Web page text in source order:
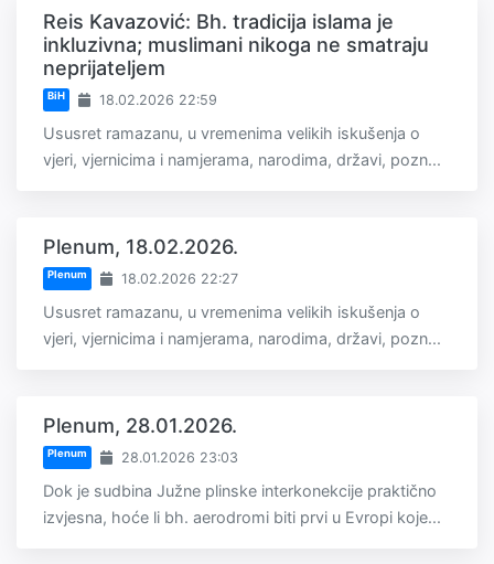
Reis Kavazović: Bh. tradicija islama je
inkluzivna; muslimani nikoga ne smatraju
neprijateljem
BiH 18.02.2026 22:59
Ususret ramazanu, u vremenima velikih iskušenja o
vjeri, vjernicima i namjerama, narodima, državi, pozn...
Plenum, 18.02.2026.
Plenum 18.02.2026 22:27
Ususret ramazanu, u vremenima velikih iskušenja o
vjeri, vjernicima i namjerama, narodima, državi, pozn...
Plenum, 28.01.2026.
Plenum 28.01.2026 23:03
Dok je sudbina Južne plinske interkonekcije praktično
izvjesna, hoće li bh. aerodromi biti prvi u Evropi koje...